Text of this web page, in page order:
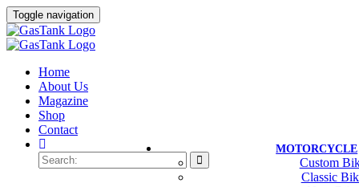
Toggle navigation
Home
About Us
Magazine
Shop
Contact
MOTORCYCLE
Custom
Classic